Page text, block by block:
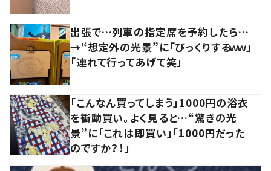
出張で…列車の指定席を予約したら…
→“想定外の光景”に「びっくりするｗｗ」
「連れて行ってあげて笑」
「こんなん買ってしまう」1000円の浴衣
を衝動買い。よく見ると…“驚きの光
景”に「これは即買い」「1000円だった
のですか？！」